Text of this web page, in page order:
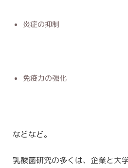
炎症の抑制
免疫力の強化
などなど。
乳酸菌研究の多くは、企業と大